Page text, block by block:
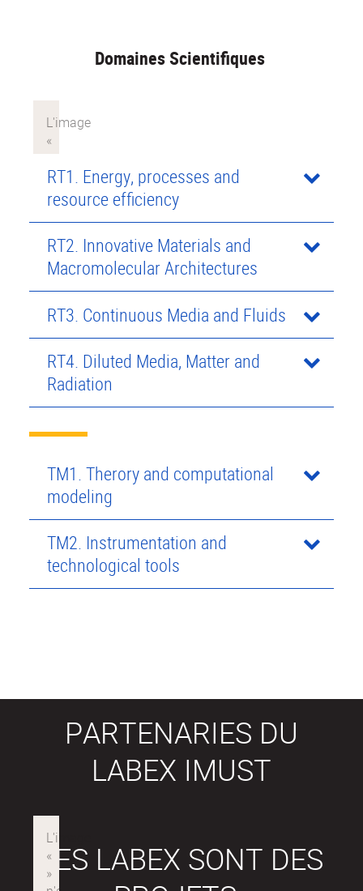
Domaines Scientifiques
RT1. Energy, processes and
resource efficiency
RT2. Innovative Materials and
Macromolecular Architectures
RT3. Continuous Media and Fluids
RT4. Diluted Media, Matter and
Radiation
TM1. Therory and computational
modeling
TM2. Instrumentation and
technological tools
PARTENARIES DU
LABEX IMUST
LES LABEX SONT DES